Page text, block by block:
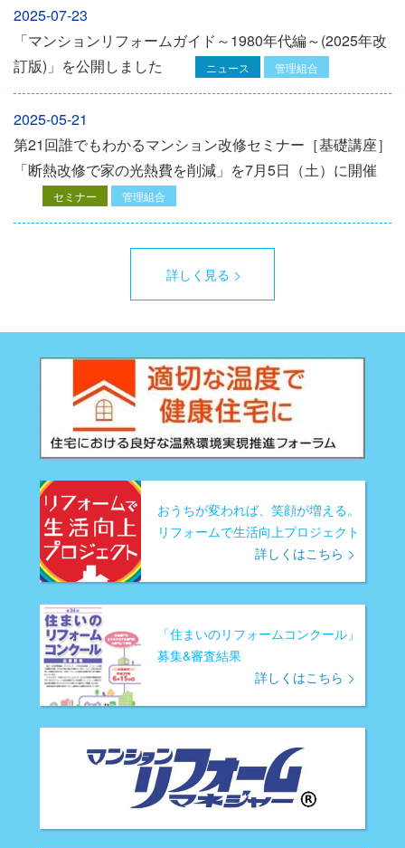
2025-07-23
「マンションリフォームガイド～1980年代編～(2025年改
訂版)」を公開しました
ニュース 管理組合
2025-05-21
第21回誰でもわかるマンション改修セミナー［基礎講座］
「断熱改修で家の光熱費を削減」を7月5日（土）に開催
セミナー 管理組合
詳しく見る
おうちが変われば、笑顔が増える。
リフォームで生活向上プロジェクト
詳しくはこちら
「住まいのリフォームコンクール」
募集&審査結果
詳しくはこちら